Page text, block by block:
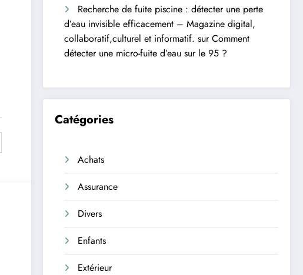
Recherche de fuite piscine : détecter une perte
d’eau invisible efficacement – Magazine digital,
collaboratif,culturel et informatif. surComment
détecter une micro-fuite d’eau sur le 95 ?
Catégories
Achats
Assurance
Divers
Enfants
Extérieur